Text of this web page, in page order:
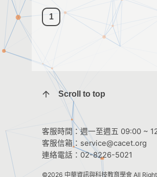
1
Scroll to top
客服時間：週一至週五 09:00 ~
客服信箱： service@cacet.org
連絡電話： 02-8226-5021
©2026 中華資訊與科技教育學會 All